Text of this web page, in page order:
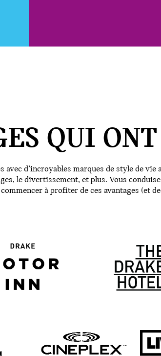
QUI
avec d’incroyables marques de style de
le divertissement, et plus. Vous
à profiter de ces avantages (et